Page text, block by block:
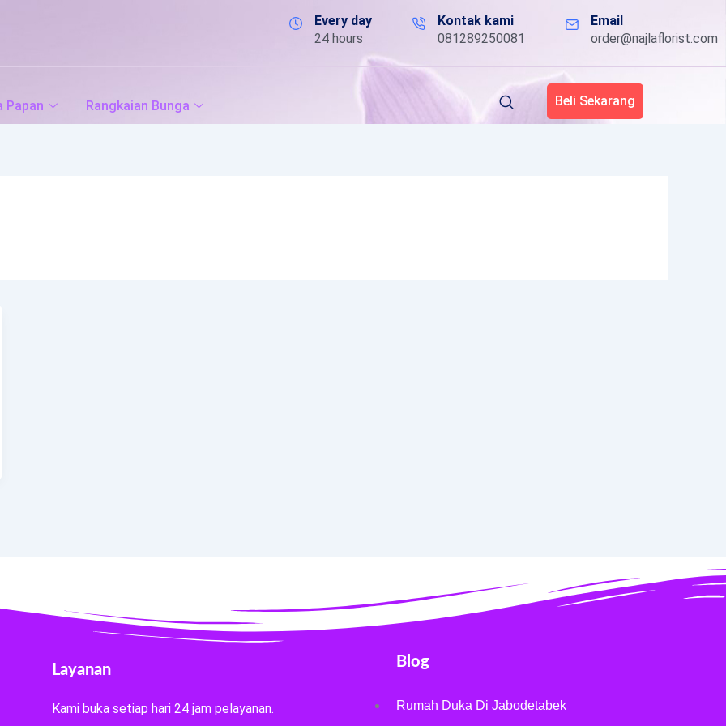
Every day
24 hours
Kontak kami
081289250081
Email
order@najlaflorist.com
Papan Rangkaian Bunga Beli Sekarang
Layanan
Kami buka setiap hari 24 jam pelayanan.
Blog
Rumah Duka Di Jabodetabek